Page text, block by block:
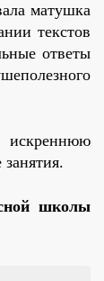
матушка
текстов
ответы
школы